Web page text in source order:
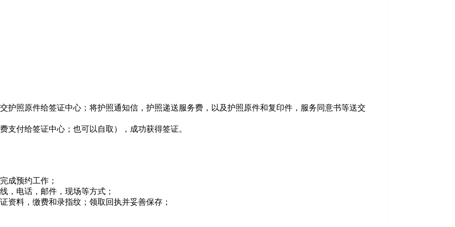
护照原件给签证中心；将护照通知信，护照递送服务费，以及护照原件和复印件，服务同意书等送交
支付给签证中心；也可以自取），成功获得签证。
成预约工作；
，电话，邮件，现场等方式；
资料，缴费和录指纹；领取回执并妥善保存；